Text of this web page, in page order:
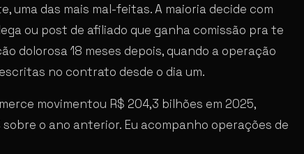
uma das mais mal-feitas. A maioria decide com
ou post de afiliado que ganha comissão pra te
dolorosa 18 meses depois, quando a operação
no contrato desde o dia um.
movimentou R$ 204,3 bilhões em 2025,
o ano anterior. Eu acompanho operações de